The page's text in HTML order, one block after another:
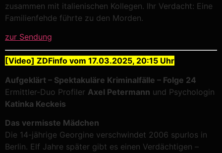
zusammen mit italienischen Kollegen. Ihr Verdacht: Eine
Familienfehde führte zu den Morden.
zur Sendung
[Video] ZDFinfo vom 17.03.2025, 20:15 Uhr
Aufgeklärt – Spektakuläre Kriminalfälle – Folge 24
Ermittler-Duo Profiler Axel Petermann und Psychologin
Katinka Keckeis
Das vermisste Mädchen
Die 14-jährige Georgine verschwindet 2006 spurlos in
Berlin. Elf Jahre später gibt es einen Verdächtigen –